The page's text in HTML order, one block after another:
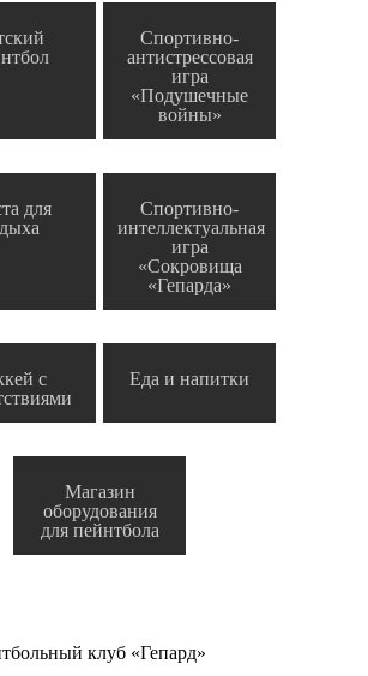
Спортивно-
антистрессовая
игра
«Подушечные
войны»
для
Спортивно-
интеллектуальная
игра
«Сокровища
«Гепарда»
с
Еда и напитки
Магазин
оборудования
для пейнтбола
клуб «Гепард»